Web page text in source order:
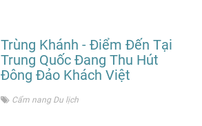
Trùng Khánh - Điểm Đến Tại
Trung Quốc Đang Thu Hút
Đông Đảo Khách Việt
Cẩm nang Du lịch